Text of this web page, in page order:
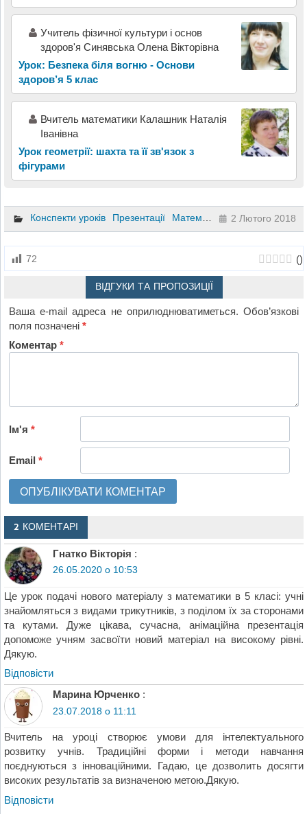
Учитель фізичної культури і основ
здоров'я Синявська Олена Вікторівна
Урок: Безпека біля вогню - Основи
здоров’я 5 клас
Вчитель математики Калашник Наталія
Іванівна
Урок геометрії: шахта та її зв'язок з
фігурами
Конспекти уроків Презентації Математика 5 клас
2 Лютого 2018
72 ()
ВІДГУКИ ТА ПРОПОЗИЦІЇ
Ваша e-mail адреса не оприлюднюватиметься. Обов’язкові
поля позначені*
Коментар*
Ім'я*
Email*
2 КОМЕНТАРІ
Гнатко Вікторія :
26.05.2020 о 10:53
Це урок подачі нового матеріалу з математики в 5 класі: учні
знайомляться з видами трикутників, з поділом їх за сторонами
та кутами. Дуже цікава, сучасна, анімаційна презентація
допоможе учням засвоїти новий матеріал на високому рівні.
Дякую.
Відповіcти
Марина Юрченко :
23.07.2018 о 11:11
Вчитель на уроці створює умови для інтелектуального
розвитку учнів. Традиційні форми і методи навчання
поєднуються з інноваційними. Гадаю, це дозволить досягти
високих результатів за визначеною метою.Дякую.
Відповіcти